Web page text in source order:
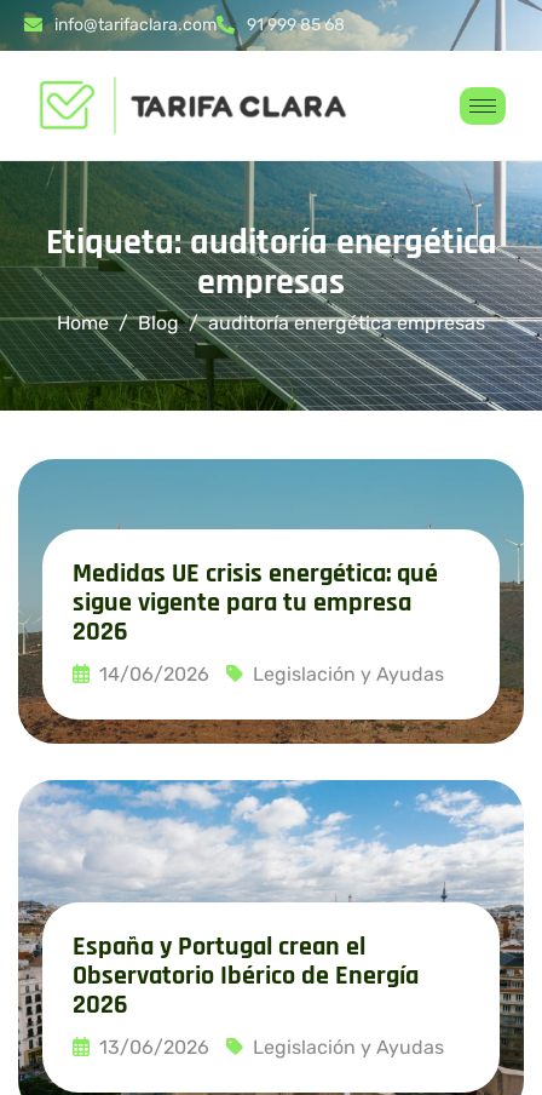
info@tarifaclara.com 91 999 85 68
Etiqueta: auditoría energética
empresas
Home Blog auditoría energética empresas
Medidas UE crisis energética: qué
sigue vigente para tu empresa
2026
14/06/2026 Legislación y Ayudas
Leer más
España y Portugal crean el
Observatorio Ibérico de Energía
2026
13/06/2026 Legislación y Ayudas